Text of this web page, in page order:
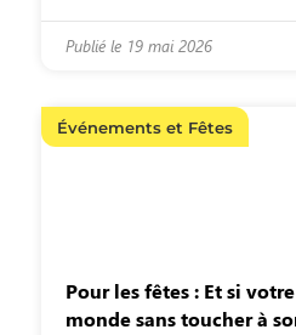
personnel de […]
Publié le 19 mai 2026
Événements et Fêtes
Pour les fêtes : Et si
monde sans toucher à